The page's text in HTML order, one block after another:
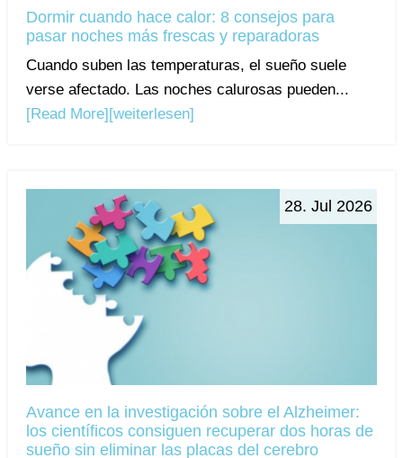
Dormir cuando hace calor: 8 consejos para
pasar noches más frescas y reparadoras
Cuando suben las temperaturas, el sueño suele
verse afectado. Las noches calurosas pueden...
[Read More] [weiterlesen]
28. Jul 2026
Avance en la investigación sobre el Alzheimer:
los científicos consiguen recuperar dos horas de
sueño sin eliminar las placas del cerebro